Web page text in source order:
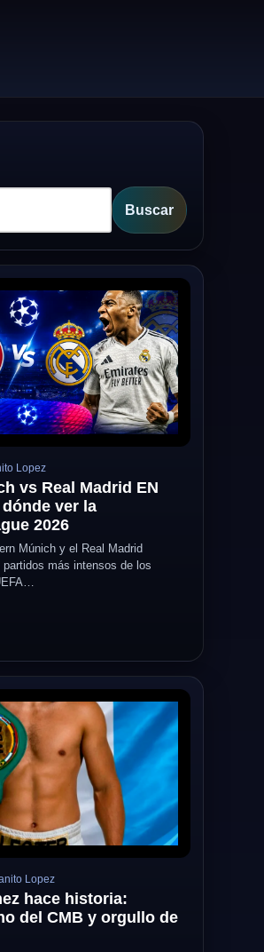
Buscar
Lopez
vs Real Madrid EN
ver la
2026
Múnich y el Real Madrid
más intensos de los
Lopez
hace historia:
del CMB y orgullo de